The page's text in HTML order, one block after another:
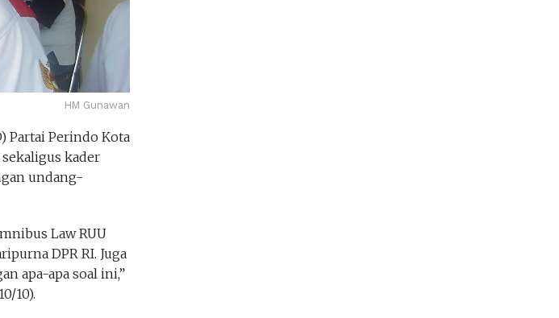
HM Gunawan
Partai Perindo Kota
kader
undang-
Law RUU
DPR RI. Juga
apa-apa soal ini,”
10).